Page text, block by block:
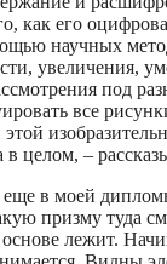
как его
научных
увеличения,
под
все
в целом, –
в моей
призму туда
лежит.